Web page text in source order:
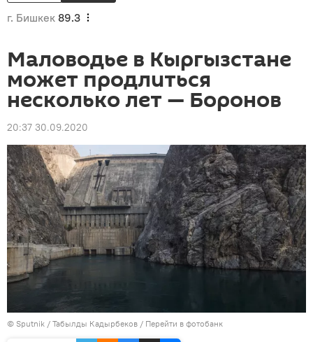
г. Бишкек 89.3
Маловодье в Кыргызстане
может продлиться
несколько лет — Боронов
20:37 30.09.2020
© Sputnik / Табылды Кадырбеков / Перейти в фотобанк